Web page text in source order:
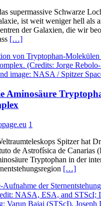
supermassive Schwarze
ist weit weniger hell als
der Galaxien, die wir
[…]
Aminosäure
1
Spitzer hat
de Astrofísica de Canarias
Tryptophan in der
[…]